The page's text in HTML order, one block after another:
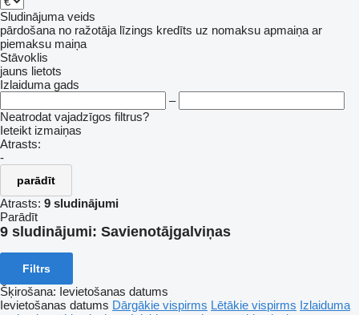
Sludinājuma veids
pārdošana no ražotāja līzings kredīts uz nomaksu apmaiņa ar
piemaksu maiņa
Stāvoklis
jauns lietots
Izlaiduma gads
–
Neatrodat vajadzīgos filtrus?
Ieteikt izmaiņas
Atrasts:
-
parādīt
Atrasts: 9 sludinājumi
Parādīt
9 sludinājumi: Savienotājgalviņas
Filtrs
Šķirošana: Ievietošanas datums
Ievietošanas datums Dārgākie vispirms Lētākie vispirms Izlaiduma